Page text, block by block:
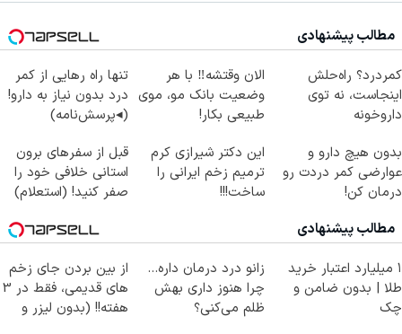
مطالب پیشنهادی
کمردرد؟ راه‌حلش
اینجاست، نه توی
داروخونه
الان وقتشه‼️ با هر
وضعیت بانک مو، موی
طبیعی بکار!
تنها راه رهایی از کمر
درد بدون نیاز به دارو!
(◂پرسش‌نامه)
بدون هیچ دارو و
عوارضی کمر دردت رو
درمان کن!
این دکتر شیرازی کرم
ترمیم زخم ایرانی را
ساخت!!!
قبل از سفرهای برون
استانی خلافی خود را
صفر کنید! (استعلام)
مطالب پیشنهادی
۱ میلیارد اعتبار خرید
طلا | بدون ضامن و
چک
زانو درد درمان داره…
چرا هنوز داری بهش
ظلم می‌کنی؟
از بین بردن جای زخم
های قدیمی، فقط در 3
هفته!! (بدون لیزر و